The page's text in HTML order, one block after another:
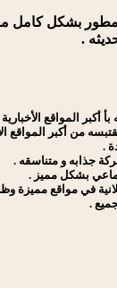
بشكل كامل
.
المواقع
من أكبر المواقع
.
جذابه و متناسقه .
بشكل مميز .
في مواقع مميزة
.